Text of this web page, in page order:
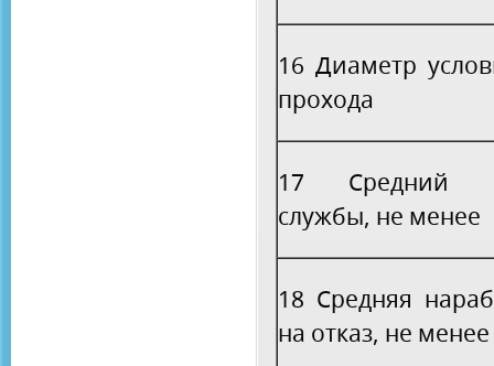
16 Диаметр
прохода
17 Средний
службы, не менее
18 Средняя
на отказ, не менее